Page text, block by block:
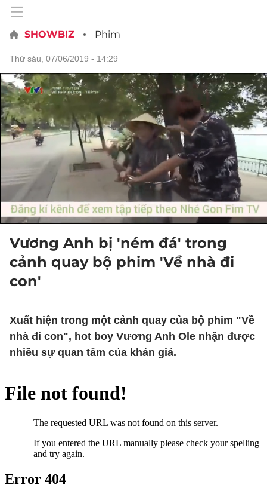
SHOWBIZ Phim
thứ sáu, 07/06/2019 - 14:29
Vương Anh bị 'ném đá' trong
cảnh quay bộ phim 'Về nhà đi
con'
Xuất hiện trong một cảnh quay của bộ phim "Về
nhà đi con", hot boy Vương Anh Ole nhận được
nhiều sự quan tâm của khán giả.